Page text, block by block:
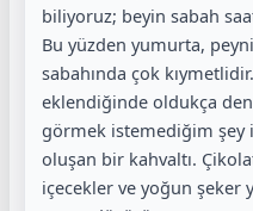
biliyoruz; beyin sabah
Bu yüzden yumurta,
sabahında çok
eklendiğinde oldukça
görmek istemediğim şey
oluşan bir kahvaltı.
içecekler ve yoğun şeker